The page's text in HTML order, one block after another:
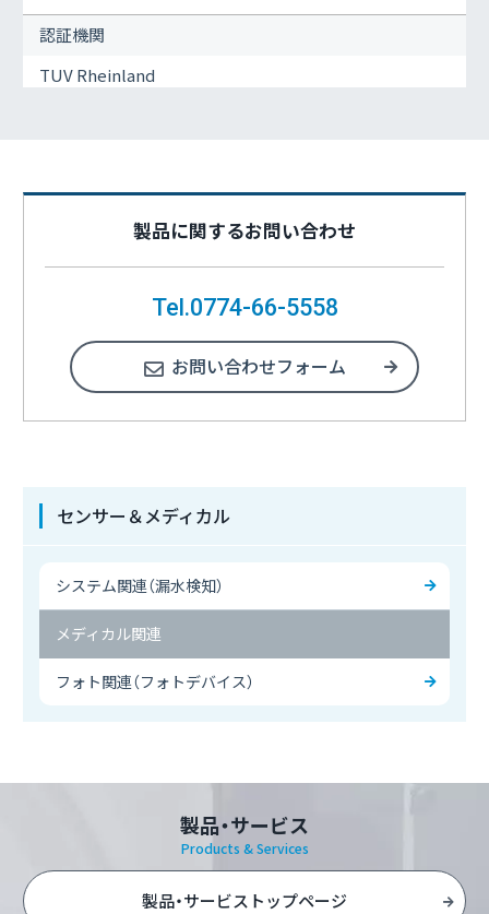
認証機関
TUV Rheinland
製品に関するお問い合わせ
Tel.0774-66-5558
お問い合わせフォーム
センサー＆メディカル
システム関連（漏水検知）
メディカル関連
フォト関連（フォトデバイス）
製品・サービス
Products & Services
製品・サービストップページ